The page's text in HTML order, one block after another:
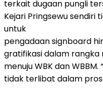
terkait dugaan pungli
Kejari Pringsewu sendiri
untuk
pengadaan signboard
gratifikasi dalam
menuju WBK dan
tidak terlibat dalam